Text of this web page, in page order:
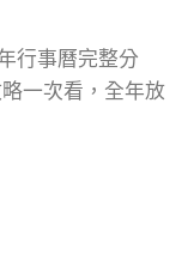
行事曆完整分
一次看，全年放